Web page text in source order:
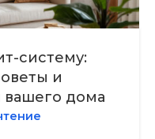
систему:
и
дома